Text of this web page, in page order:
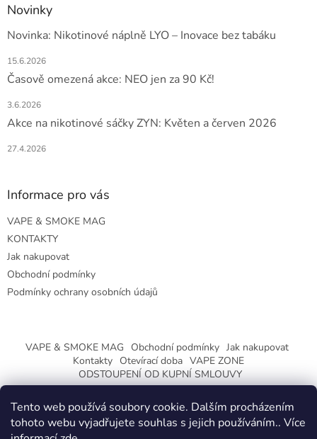
Tento web používá soubory cookie. Dalším procházením
tohoto webu vyjadřujete souhlas s jejich používáním.. Více
Novinky
Novinka: Nikotinové náplně LYO – Inovace bez tabáku
15.6.2026
Časově omezená akce: NEO jen za 90 Kč!
3.6.2026
Akce na nikotinové sáčky ZYN: Květen a červen 2026
27.4.2026
Informace pro vás
VAPE & SMOKE MAG
KONTAKTY
Jak nakupovat
Obchodní podmínky
Podmínky ochrany osobních údajů
VAPE & SMOKE MAG Obchodní podmínky Jak nakupovat
Kontakty Otevírací doba VAPE ZONE
ODSTOUPENÍ OD KUPNÍ SMLOUVY